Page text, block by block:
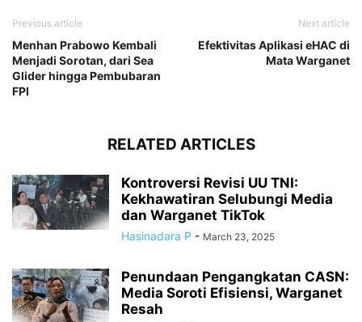
Previous article
Menhan Prabowo Kembali
Menjadi Sorotan, dari Sea
Glider hingga Pembubaran
FPI
Next article
Efektivitas Aplikasi eHAC di
Mata Warganet
RELATED ARTICLES
Kontroversi Revisi UU TNI:
Kekhawatiran Selubungi Media
dan Warganet TikTok
Hasinadara P - March 23, 2025
Penundaan Pengangkatan CASN:
Media Soroti Efisiensi, Warganet
Resah